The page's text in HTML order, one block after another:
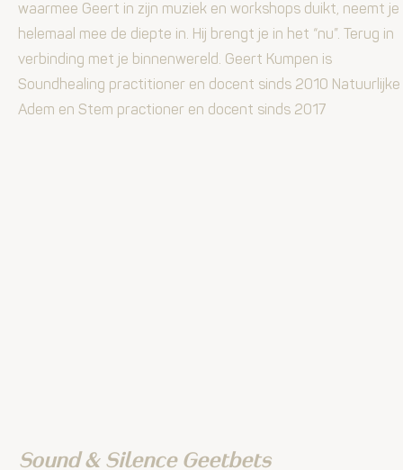
waarmee Geert in zijn muziek en workshops duikt, neemt je
helemaal mee de diepte in. Hij brengt je in het “nu”. Terug in
verbinding met je binnenwereld. Geert Kumpen is
Soundhealing practitioner en docent sinds 2010 Natuurlijke
Adem en Stem practioner en docent sinds 2017
Sound & Silence Geetbets